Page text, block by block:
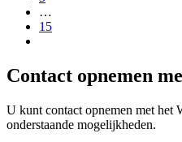
…
15
Contact opnemen
U kunt contact opnemen met het
onderstaande mogelijkheden.